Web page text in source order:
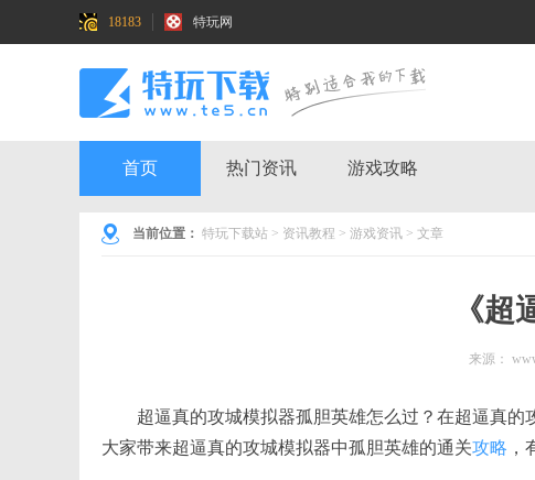
18183 特玩网
首页 热门资讯 游戏攻略
当前位置： 特玩下载站 > 资讯教程 > 游戏资讯 > 文章
《
来源：
超逼真的攻城模拟器孤胆英雄怎么过？在超逼真
大家带来超逼真的攻城模拟器中孤胆英雄的通关攻略 ，